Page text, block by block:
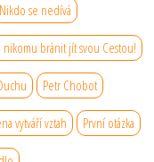
Nikdo se nedívá
nikomu bránit jít svou Cestou!
Petr Chobot
vytváří vztah První otázka